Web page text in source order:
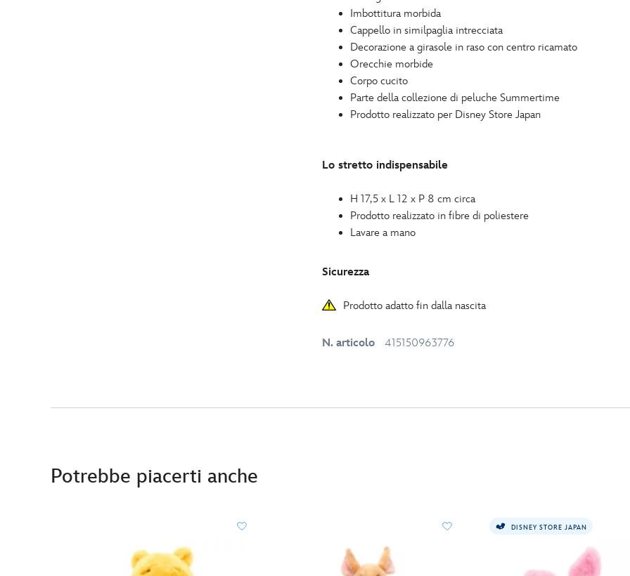
Imbottitura morbida
Cappello in similpaglia intrecciata
Decorazione a girasole in raso con centro ricamato
Orecchie morbide
Corpo cucito
Parte della collezione di peluche Summertime
Prodotto realizzato per Disney Store Japan
Lo stretto indispensabile
H 17,5 x L 12 x P 8 cm circa
Prodotto realizzato in fibre di poliestere
Lavare a mano
Sicurezza
Prodotto adatto fin dalla nascita
N. articolo 415150963776
Potrebbe piacerti anche
DISNEY STORE JAPAN